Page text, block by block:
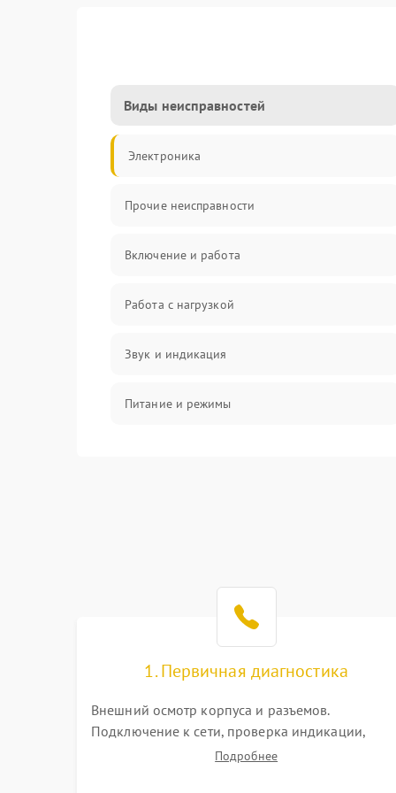
Виды неисправностей
Электроника
Прочие неисправности
Включение и работа
Работа с нагрузкой
Звук и индикация
Питание и режимы
1. Первичная диагностика
Внешний осмотр корпуса и разъемов.
Подключение к сети, проверка индикации,
звуковых сигналов и кодов ошибок. Измерение
Подробнее